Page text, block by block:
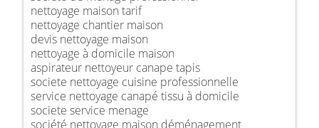
nettoyage maison tarif
nettoyage chantier maison
devis nettoyage maison
nettoyage à domicile maison
aspirateur nettoyeur canape tapis
societe nettoyage cuisine professionnelle
service nettoyage canapé tissu à domicile
societe service menage
société nettoyage maison déménagement